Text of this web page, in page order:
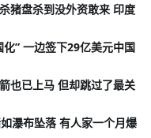
猪盘杀到没外资敢来 印度
” 一边签下29亿美元中国
也已上马 但却跳过了最关
瀑布坠落 有人家一个月爆